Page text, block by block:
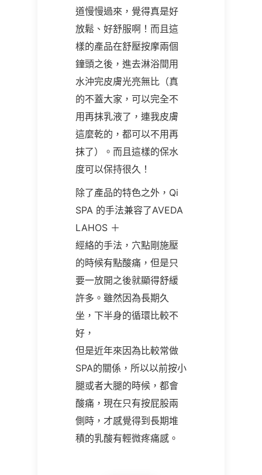
道慢慢過來，覺得真是好
放鬆、好舒服啊！而且這
樣的產品在舒壓按摩兩個
鐘頭之後，進去淋浴間用
水沖完皮膚光亮無比（真
的不蓋大家，可以完全不
用再抹乳液了，連我皮膚
這麼乾的，都可以不用再
抹了）。而且這樣的保水
度可以保持很久！
除了產品的特色之外， Qi
SPA 的手法兼容了AVEDA
LAHOS ＋
經絡的手法，穴點剛施壓
的時候有點酸痛，但是只
要一放開之後就顯得舒緩
許多。雖然因為長期久
坐，下半身的循環比較不
好，
但是近年來因為比較常做
SPA的關係，所以以前按小
腿或者大腿的時候，都會
酸痛，現在只有按屁股兩
側時，才感覺得到長期堆
積的乳酸有輕微疼痛感。